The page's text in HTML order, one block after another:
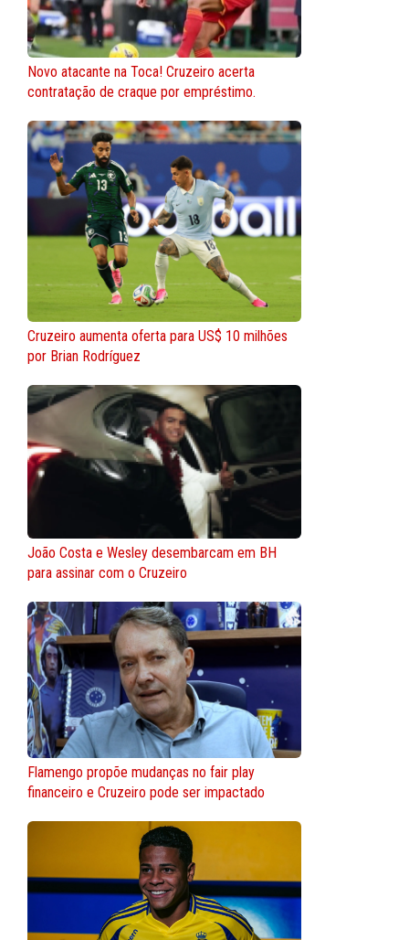
Novo atacante na Toca! Cruzeiro acerta
contratação de craque por empréstimo.
Cruzeiro aumenta oferta para US$ 10 milhões
por Brian Rodríguez
João Costa e Wesley desembarcam em BH
para assinar com o Cruzeiro
Flamengo propõe mudanças no fair play
financeiro e Cruzeiro pode ser impactado